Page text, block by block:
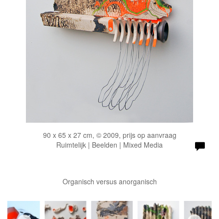
90 x 65 x 27 cm, © 2009, prijs op aanvraag
Ruimtelijk | Beelden | Mixed Media
Organisch versus anorganisch